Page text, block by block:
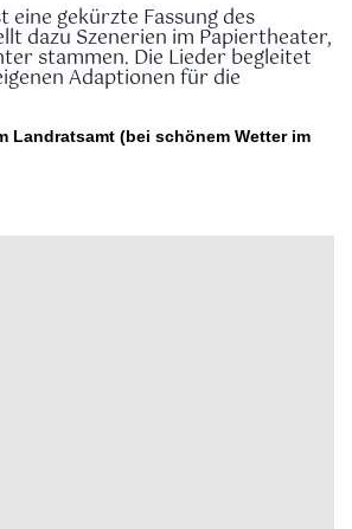
eine gekürzte Fassung des
dazu Szenerien im Papiertheater,
stammen. Die Lieder begleitet
Adaptionen für die
Landratsamt (bei schönem Wetter im